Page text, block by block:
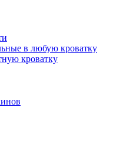
в любую кроватку
кровaтку